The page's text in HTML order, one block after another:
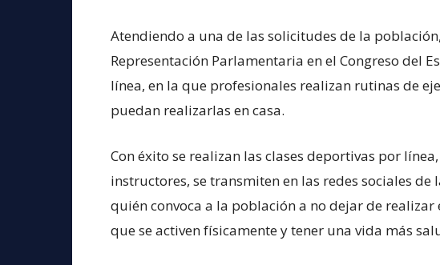
Atendiendo a una de las solicitudes de la
Representación Parlamentaria en el Congreso del
línea, en la que profesionales realizan rutinas de
puedan realizarlas en casa.
Con éxito se realizan las clases deportivas por
instructores, se transmiten en las redes sociales
quién convoca a la población a no dejar de
que se activen físicamente y tener una vida más